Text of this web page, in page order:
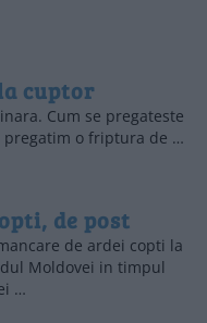
cuptor
Cum se pregateste
pregatim o friptura de …
de post
de ardei copti la
Moldovei in timpul
…